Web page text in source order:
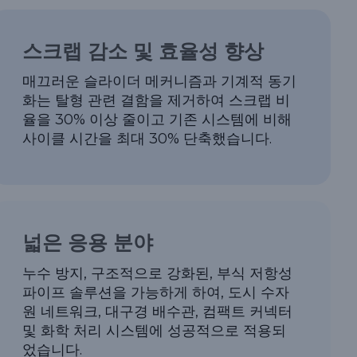
스크랩 감소 및 효율성 향상
매끄러운 슬라이더 메커니즘과 기계적 동기
화는 탈형 관련 결함을 제거하여 스크랩 비
율을 30% 이상 줄이고 기존 시스템에 비해
사이클 시간을 최대 30% 단축했습니다.
넓은 응용 분야
누수 방지, 구조적으로 강화된, 부식 저항성
파이프 솔루션을 가능하게 하여, 도시 수자
원 네트워크, 대구경 배수관, 컴팩트 커넥터
및 화학 처리 시스템에 성공적으로 적용되
었습니다.